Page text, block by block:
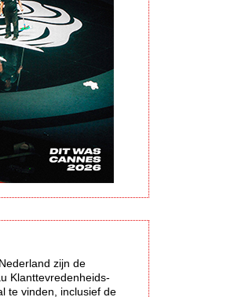
zijn de
Klanttevredenheids-
te vinden, inclusief de